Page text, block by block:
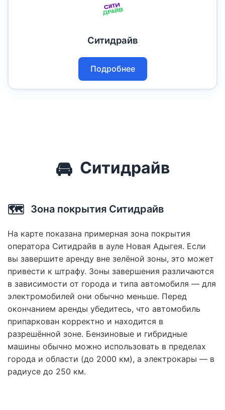
Ситидрайв
Подробнее
🚘 Ситидрайв
🗺️ Зона покрытия Ситидрайв
На карте показана примерная зона покрытия
оператора Ситидрайв в ауле Новая Адыгея. Если
вы завершите аренду вне зелёной зоны, это может
привести к штрафу. Зоны завершения различаются
в зависимости от города и типа автомобиля — для
электромобилей они обычно меньше. Перед
окончанием аренды убедитесь, что автомобиль
припаркован корректно и находится в
разрешённой зоне. Бензиновые и гибридные
машины обычно можно использовать в пределах
города и области (до 2000 км), а электрокары — в
радиусе до 250 км.